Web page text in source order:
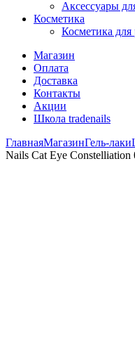
Аксессуары
Косметика
Косметика для
Магазин
Оплата
Доставка
Контакты
Акции
Школа tradenails
ГлавнаяМагазинГель-лаки
Nails Cat Eye